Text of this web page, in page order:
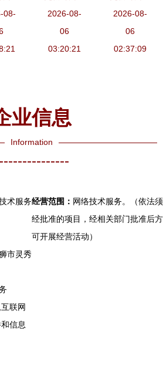
服务
售新
08-
厂家直销，
十多年经验
保障品质与
2026-08-
06
03:20:21
戏推广代理
与网络技术
服务的前沿
2026-08-
06
02:37:09
业信息
Information
术服务
市灵秀
联网
信息
经营范围： 网络技术服务。（依法须
经批准的项目，经相关部门批准后方
可开展经营活动）